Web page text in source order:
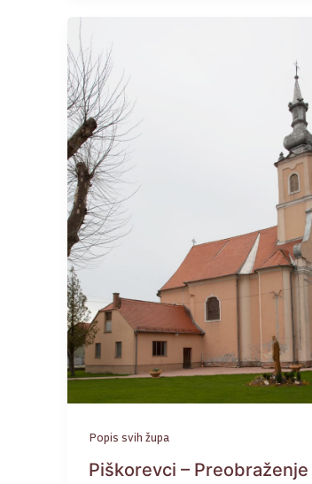
Popis svih župa
Piškorevci – Preobraženje